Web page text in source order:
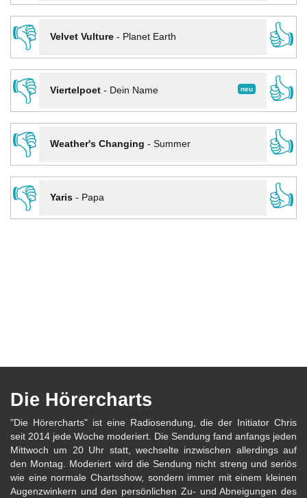
👎
Velvet Vulture- Planet Earth
👍
👎
neu
Viertelpoet- Dein Name
👍
👎
Weather's Changing - Summer
👍
👎
Yaris- Papa 👍
Die Hörercharts
"Die Hörercharts" ist eine Radiosendung, die der Initiator Chris
seit 2014 jede Woche moderiert. Die Sendung fand anfangs jeden
Mittwoch um 20 Uhr statt, wechselte inzwischen allerdings auf
den Montag. Moderiert wird die Sendung nicht streng und seriös
wie eine normale Chartsshow, sondern immer mit einem kleinen
Augenzwinkern und den persönlichen Zu- und Abneigungen des